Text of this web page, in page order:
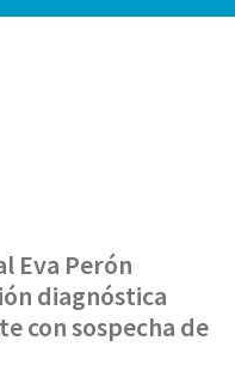
Eva Perón
diagnóstica
con sospecha de